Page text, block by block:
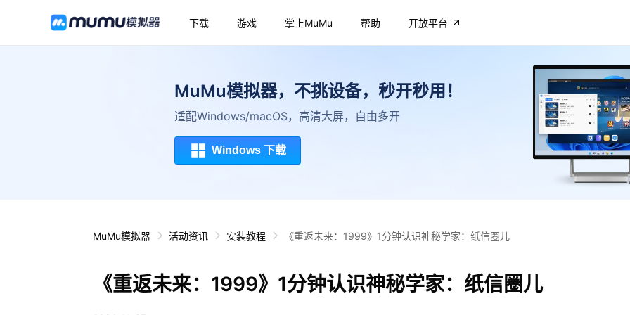
下载 游戏 掌上MuMu 帮助 开放平台
MuMu模拟器，不挑设备，秒开秒用！
适配Windows/macOS，高清大屏，自由多开
Windows 下载
MuMu模拟器 活动资讯 安装教程 《重返未来：1999》1分钟认识神秘学家：纸信圈儿
《重返未来：1999》1分钟认识神秘学家：纸信圈儿